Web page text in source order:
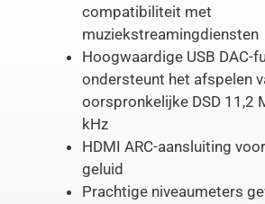
compatibiliteit met
muziekstreamingdiensten
Hoogwaardige USB DAC-
ondersteunt het afspelen
oorspronkelijke DSD 11,2
kHz
HDMI ARC-aansluiting
geluid
Prachtige niveaumeters